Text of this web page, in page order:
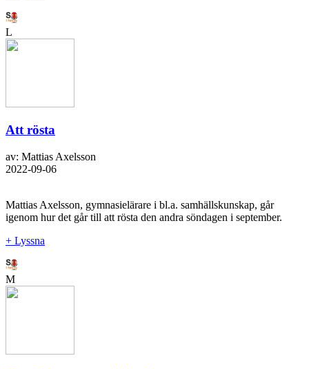
L
Att rösta
av: Mattias Axelsson
2022-09-06
Mattias Axelsson, gymnasielärare i bl.a. samhällskunskap, går
igenom hur det går till att rösta den andra söndagen i september.
+ Lyssna
M